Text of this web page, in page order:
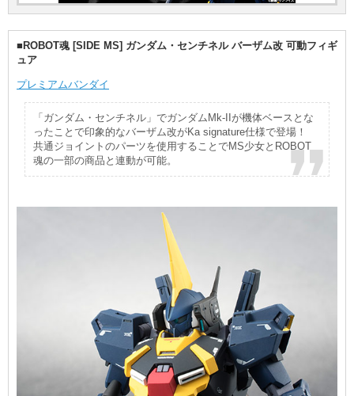
■ROBOT魂 [SIDE MS] ガンダム・センチネル バーザム改 可動フィギ
ュア
プレミアムバンダイ
「ガンダム・センチネル」でガンダムMk-IIが機体ベースとな
ったことで印象的なバーザム改がKa signature仕様で登場！
共通ジョイントのパーツを使用することでMS少女とROBOT
魂の一部の商品と連動が可能。